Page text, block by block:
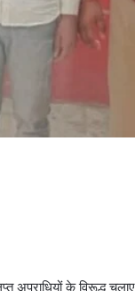
अपराधियों के विरूद्ध